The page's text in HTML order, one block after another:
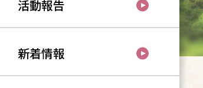
活動報告
新着情報